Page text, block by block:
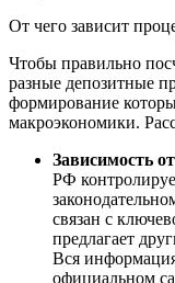
От чего зависит
Чтобы правильно
разные депозитные
формирование
макроэкономики.
Зависимость
РФ
связан с
предлагает
Вся
официальном